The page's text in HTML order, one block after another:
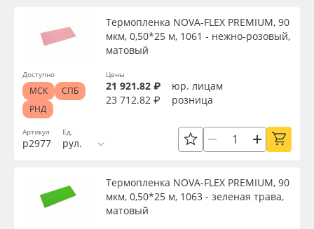
Назначение
Особые свойства
Применить
Сбросить фильтр
Артикул
р2977
Термопленка NOVA-FLEX PREMIUM, 90
мкм, 0,50*25 м, 1061 - нежно-розовый,
матовый
Ед.
рул.
Цены
21 921.82 ₽
юр. лицам
23 712.82 ₽
розница
Доступно
МСК
СПБ
РНД
Термопленка NOVA-FLEX PREMIUM, 90
мкм, 0,50*25 м, 1063 - зеленая трава,
матовый